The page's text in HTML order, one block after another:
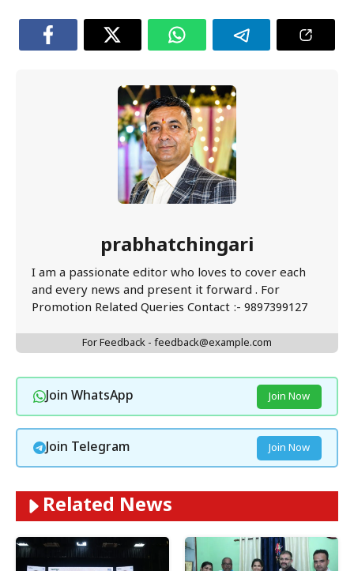
prabhatchingari
I am a passionate editor who loves to cover each
and every news and present it forward . For
Promotion Related Queries Contact :- 9897399127
For Feedback - feedback@example.com
Join WhatsApp Join Now
Join Telegram Join Now
Related News